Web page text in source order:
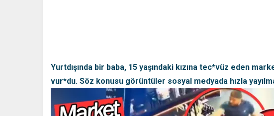
Yurtdışında bir baba, 15 yaşındaki kızına tec*vüz eden
vur*du. Söz konusu görüntüler sosyal medyada hızla